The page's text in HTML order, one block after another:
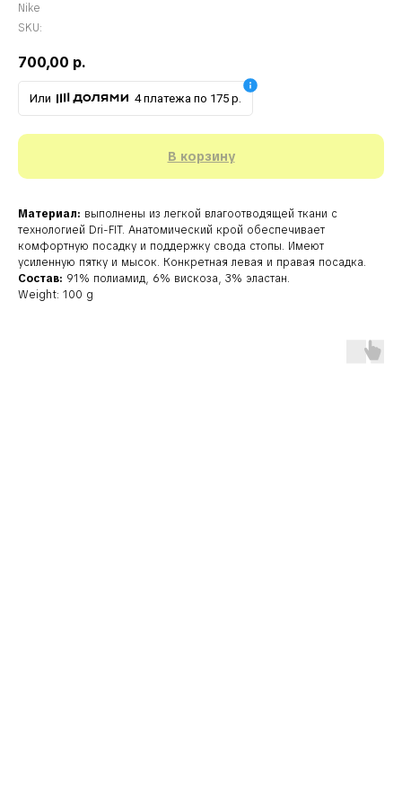
Nike
SKU:
700,00 р.
Или 4 платежа по 175 р.
В корзину
Материал: выполнены из легкой влагоотводящей ткани с
технологией Dri-FIT. Анатомический крой обеспечивает
комфортную посадку и поддержку свода стопы. Имеют
усиленную пятку и мысок. Конкретная левая и правая посадка.
Состав: 91% полиамид, 6% вискоза, 3% эластан.
Weight: 100 g